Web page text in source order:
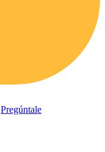
Pregúntale